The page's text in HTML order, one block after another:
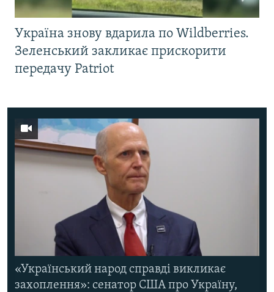
Україна знову вдарила по Wildberries.
Зеленський закликає прискорити
передачу Patriot
«Український народ справді викликає
захоплення»: сенатор США про Україну,